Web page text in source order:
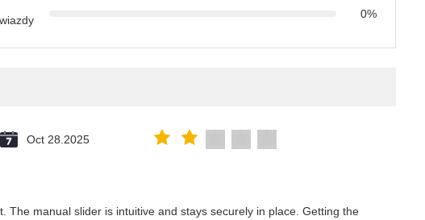
0%
Oct 28.2025
The manual slider is intuitive and stays securely in place. Getting the